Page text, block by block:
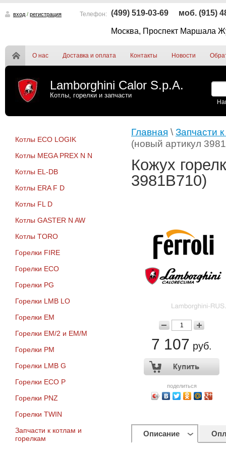
вход / регистрация Телефон: (499) 519-03-69 моб. (915)
Москва, Проспект Маршала
О нас Доставка и оплата Контакты Новости
Lamborghini Calor S.p.A.
Котлы, горелки и запчасти
Котлы ECO LOGIK
Котлы MEGA PREX N N
Котлы EL-DB
Котлы ERA F D
Котлы FL D
Котлы GASTER N AW
Котлы TORO
Горелки FIRE
Горелки ECO
Горелки PG
Горелки LMB LO
Горелки EM
Горелки EM/2 и EM/M
Горелки PM
Горелки LMB G
Горелки ECO P
Горелки PNZ
Горелки TWIN
Запчасти к котлам и
горелкам
Главная \ Запчасти
(новый артикул
Кожух
3981B710)
7 107 руб.
поделиться
Описание